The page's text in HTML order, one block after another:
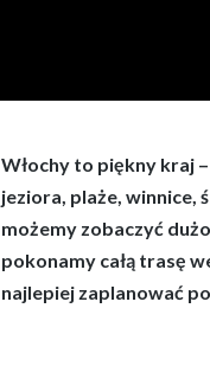
Włochy to piękny kraj
jeziora, plaże, winnice,
możemy zobaczyć
pokonamy całą trasę
najlepiej zaplanować